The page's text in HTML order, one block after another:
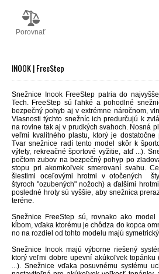
Porovnať
INOOK | FreeStep
Snežnice Inook FreeStep patria do
Tech. FreeStep sú ľahké a pohodlné
bezpečný pohyb aj v extrémne náročnom,
Vlasnosti týchto snežníc ich predurčujú k
na rovine tak aj v prudkých svahoch. Nosná
veľmi kvalitného plastu, ktorý je dostatočne
Tvar snežnice radí tento model skôr k
výlety, rekreačné športové vyžitie, atď ...).
počtom zubov na bezpečný pohyp po
stopu pri akomkoľvek smerovaní svahu.
šiestimi
oceľovými hrotmi
v otočených
štyroch "ozubených" nožoch) a ďalšími hrotmi
posledné hroty sú vyššie, aby snežnica
teréne.
Snežnice FreeStep sú, rovnako ako model
kĺbom, vďaka ktorému je chôdza do kopca
no na rozdiel od tohto modelu majú
Snežnice
Inook majú výborne riešený
ktorý veľmi dobre upevní akúkoľvek topánku
...). Snežnice vďaka posuvnému systému